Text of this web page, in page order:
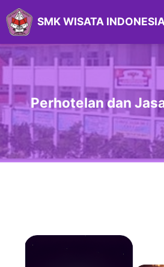
SMK WISATA
Perhotelan dan